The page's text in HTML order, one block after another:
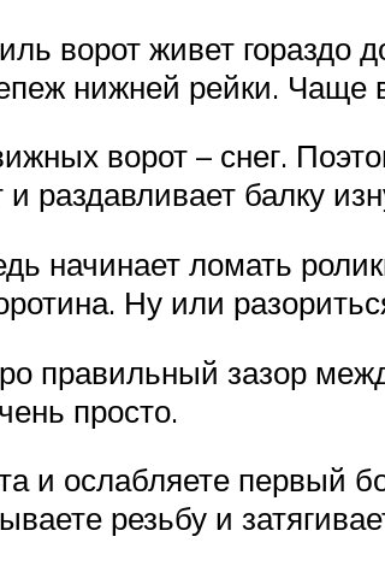
ворот живет гораздо
нижней рейки. Чаще
ворот – снег.
и раздавливает балку
начинает ломать
Ну или
правильный зазор
просто.
и ослабляете первый
резьбу и